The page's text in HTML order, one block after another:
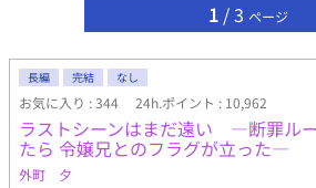
1 / 3 ページ
長編 完結 なし
お気に入り : 344 24h.ポイント : 10,962
ラストシーンはまだ遠い ―断罪ル
たら 令嬢兄とのフラグが立った―
外町 夕